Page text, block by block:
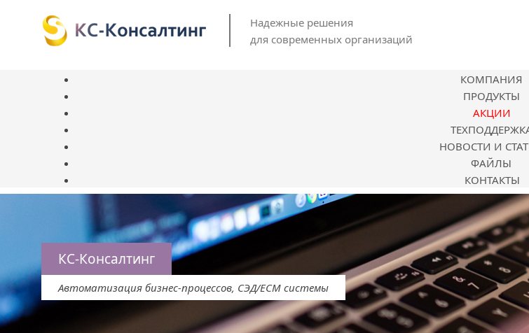
Надежные решения
для современных организаций
КОМПАНИЯ
ПРОДУКТЫ
АКЦИИ
НОВОСТИ И
ФАЙЛЫ
КОНТАКТЫ
КС-Консалтинг
Автоматизация бизнес-процессов, СЭД/ЕСМ системы